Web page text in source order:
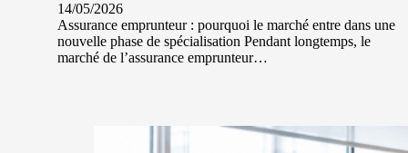
14/05/2026
Assurance emprunteur : pourquoi le marché entre dans une
nouvelle phase de spécialisation Pendant longtemps, le
marché de l’assurance emprunteur…